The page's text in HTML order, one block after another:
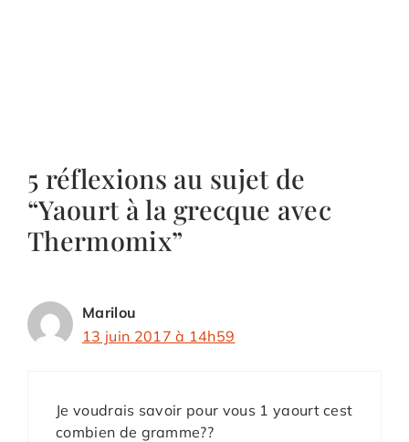
5 réflexions au sujet de
“Yaourt à la grecque avec
Thermomix”
Marilou
13 juin 2017 à 14h59
Je voudrais savoir pour vous 1 yaourt cest
combien de gramme??